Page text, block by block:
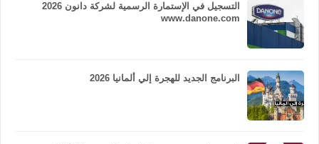
التسجيل في الإستمارة الرسمية لشركة دانون 2026
www.danone.com
البرنامج الجديد للهجرة إلي ألمانيا 2026